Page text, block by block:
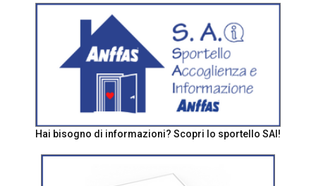
Hai bisogno di informazioni? Scopri lo sportello SAI!